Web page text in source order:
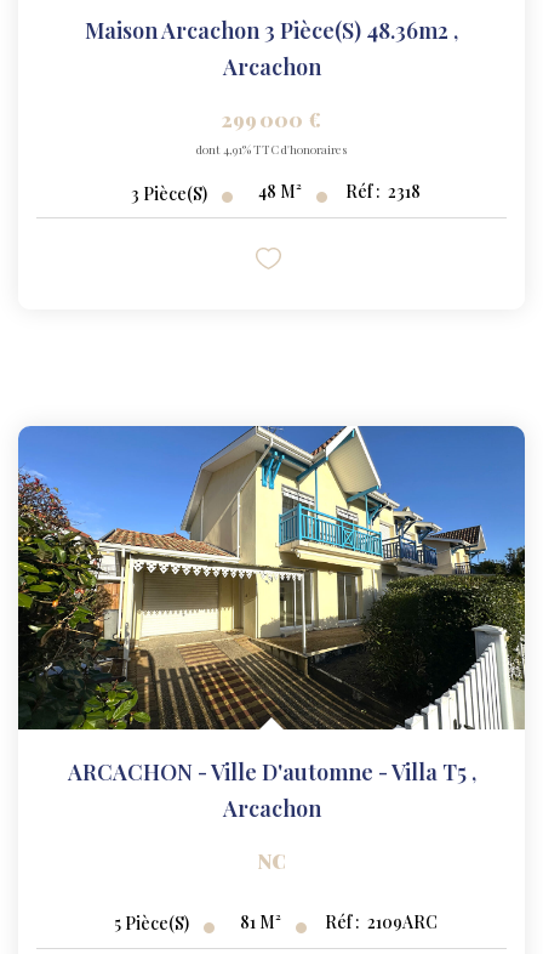
Maison Arcachon 3 Pièce(s) 48.36m2 ,
Arcachon
299 000 €
dont 4,91% TTC d'honoraires
3 Pièce(s) 48 M² Réf : 2318
ARCACHON - Ville D'automne - Villa T5 ,
Arcachon
NC
5 Pièce(s) 81 M² Réf : 2109ARC